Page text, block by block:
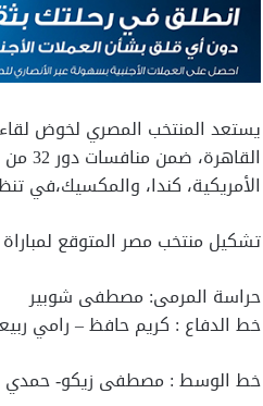
يستعد المنتخب المصري لخوض
الأمريكية، كندا، والمكسيك،في
تشكيل منتخب مصر المتوقع لمباراة
حراسة المرمى: مصطفى شوبير
خط الدفاع : كريم حافظ – رامي
خط الوسط : مصطفى زيكو- حمدي